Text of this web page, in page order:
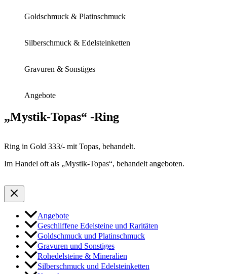
Goldschmuck & Platinschmuck
Silberschmuck & Edelsteinketten
Gravuren & Sonstiges
Angebote
„Mystik-Topas“ -Ring
Ring in Gold 333/- mit Topas, behandelt.
Im Handel oft als „Mystik-Topas“, behandelt angeboten.
Angebote
Geschliffene Edelsteine und Raritäten
Goldschmuck und Platinschmuck
Gravuren und Sonstiges
Rohedelsteine & Mineralien
Silberschmuck und Edelsteinketten